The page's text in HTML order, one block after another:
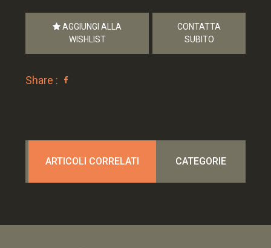
AGGIUNGI ALLA
WISHLIST
CONTATTA
SUBITO
Share :
ARTICOLI CORRELATI CATEGORIE